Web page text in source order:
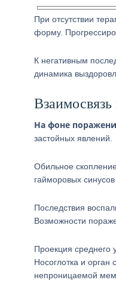
При отсутствии
форму.
К негативным
динамика
Взаимосвязь
На фоне
застойных явлений.
Обильное
гайморовых
Последствия
Возможности
Проекция среднего
Носоглотка и
непроницаемой